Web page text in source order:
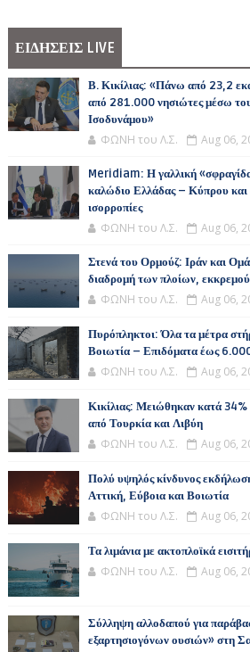
ΕΙΔΗΣΕΙΣ LIVE
Β. Κικίλιας: «Πάνω από 23,2
από 281.000 νησιώτες μέσω
Ισοδυνάμου»
ΦΩΝΗ του Λ.Σ. Aug 06,
Meridiam: Η γαλλική
καλώδιο Ελλάδας – Κύπρου και
ισορροπίες
ΦΩΝΗ του Λ.Σ. Aug 06,
Στενά του Ορμούζ: Ιράν και
διαδρομή των πλοίων,
ΦΩΝΗ του Λ.Σ. Aug 06,
Πυρόπληκτοι: Όλα τα μέτρα
Βοιωτία – Επιδόματα έως
ΦΩΝΗ του Λ.Σ. Aug 06,
Κικίλιας: Μειώθηκαν κατά 34%
από Τουρκία και Λιβύη
ΦΩΝΗ του Λ.Σ. Aug 06,
Πολύ υψηλός κίνδυνος
Αττική, Εύβοια και Βοιωτία
ΦΩΝΗ του Λ.Σ. Aug 06,
Τα λιμάνια με ακτοπλοϊκά
ΦΩΝΗ του Λ.Σ. Aug 06,
Σύλληψη αλλοδαπού για
εξαρτησιογόνων ουσιών» στη